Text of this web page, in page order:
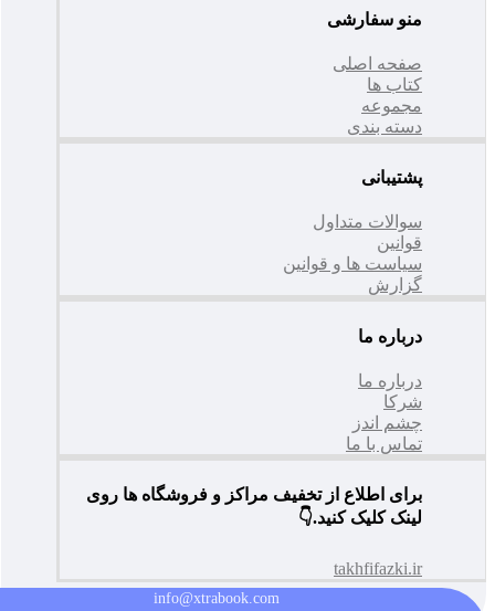
منو سفارشی
صفحه اصلی
کتاب ها
مجموعه
دسته بندی
پشتیبانی
سوالات متداول
قوانین
سیاست ها و قوانین
گزارش
درباره ما
درباره ما
شرکا
چشم اندز
تماس با ما
برای اطلاع از تخفیف مراکز و فروشگاه ها روی
لینک کلیک کنید.👇
takhfifazki.ir
info@xtrabook.com